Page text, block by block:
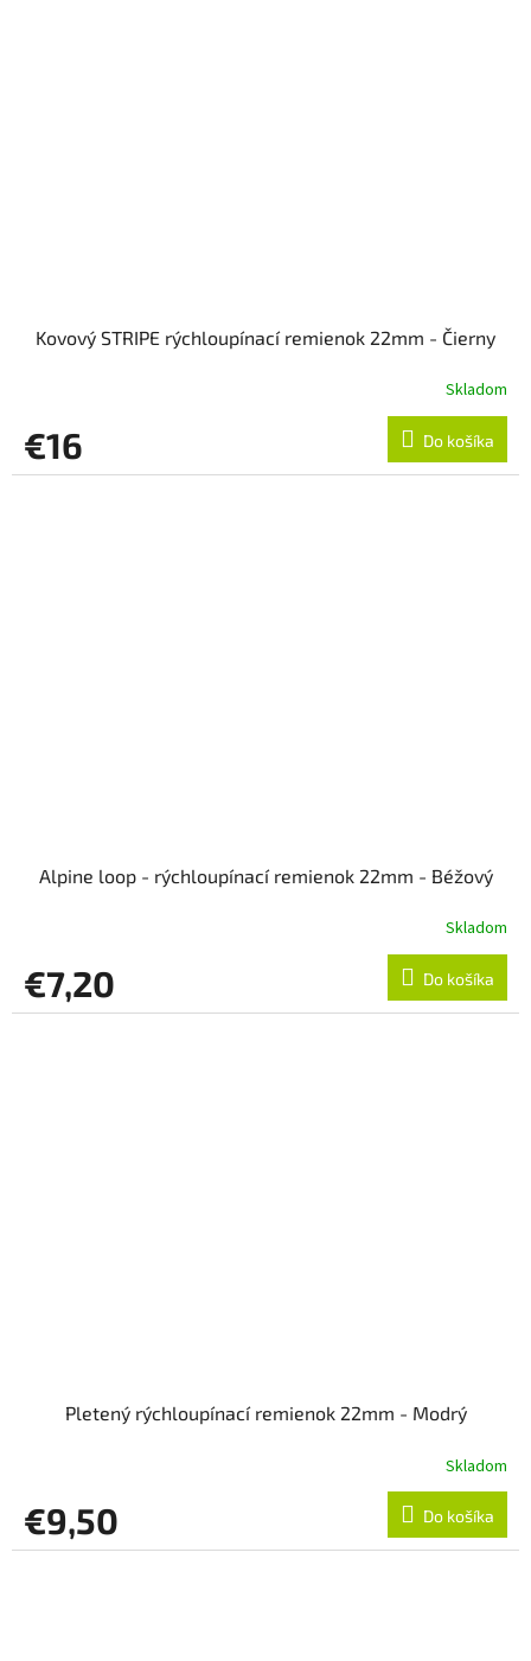
Kovový STRIPE rýchloupínací remienok 22mm - Čierny
Skladom
€16 Do košíka
Alpine loop - rýchloupínací remienok 22mm - Béžový
Skladom
€7,20 Do košíka
Pletený rýchloupínací remienok 22mm - Modrý
Skladom
€9,50 Do košíka